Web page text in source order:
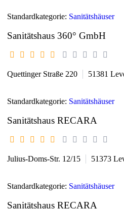
Standardkategorie: Sanitätshäuser
Sanitätshaus 360° GmbH
Quettinger Straße 220 51381
Standardkategorie: Sanitätshäuser
Sanitätshaus RECARA
Julius-Doms-Str. 12/15 51373
Standardkategorie: Sanitätshäuser
Sanitätshaus RECARA